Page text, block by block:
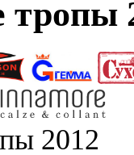
тропы
2012